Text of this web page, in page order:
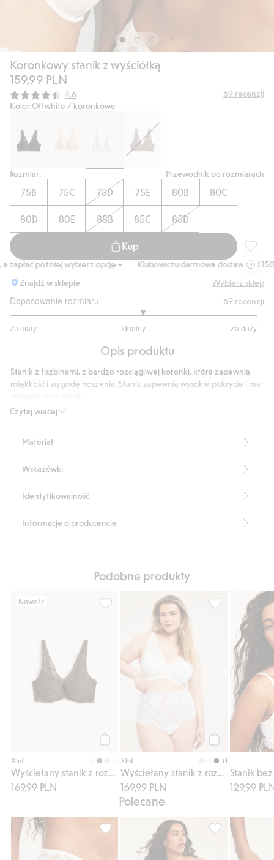
Koronkowy stanik z wyściółką
159,99 PLN
Średnia ocena:
4.6 69 recenzji
Kolor:Offwhite / koronkowe
Rozmiar: Przewodnik po rozmiarach
75B 75C 75D 75E 80B 80C
80D 80E 85B 85C 85D
Kup
później wybierz opcję +
Klubowiczu darmowa dostawa od 150 zł
Znajdź w sklepie
Wybierz sklep
Dopasowanie rozmiaru
Za mały Idealny Za duży
na
55
głosów
69 recenzji
Opis produktu
Czytaj więcej
Stanik z fiszbinami, z bardzo rozciągliwej koronki, która zapewnia
miękkość i wygodę noszenia. Stanik zapewnia wysokie pokrycie i ma
Wyściełane miseczki
Regulowane ramiączka
Numer artykułu
Materiał
Wskazówki
Identyfikowalność
Informacje o producencie
Podobne produkty
Nowość
Xlnt +1
169,99 PLN
Wyściełany stanik z rozciągliwej
Xlnt +1
169,99 PLN
Wyściełany
129,99
Polecane
Biodrówki z koronki, Dodaj do listy
Stringi z